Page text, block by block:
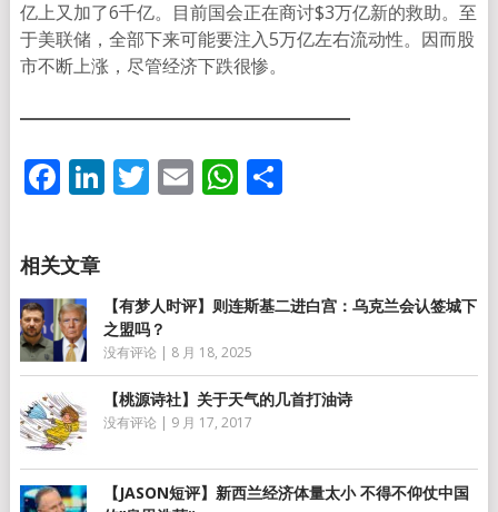
亿上又加了6千亿。目前国会正在商讨$3万亿新的救助。至
于美联储，全部下来可能要注入5万亿左右流动性。因而股
市不断上涨，尽管经济下跌很惨。
Facebook
LinkedIn
Twitter
EmailWhatsApp
分
【有梦人时评】则连斯基二进白宫：乌克兰会认签城下
之盟吗？
没有评论 | 8 月 18, 2025
【桃源诗社】关于天气的几首打油诗
没有评论 | 9 月 17, 2017
【JASON短评】新西兰经济体量太小 不得不仰仗中国